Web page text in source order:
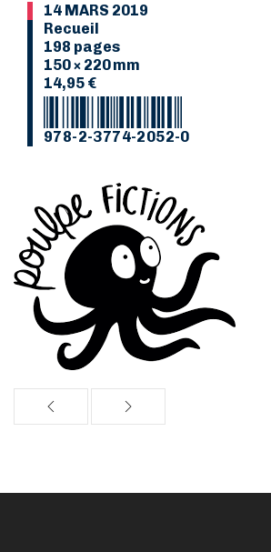
14 MARS 2019
Recueil
198 pages
150 × 220 mm
14,95 €
978-2-3774-2052-0